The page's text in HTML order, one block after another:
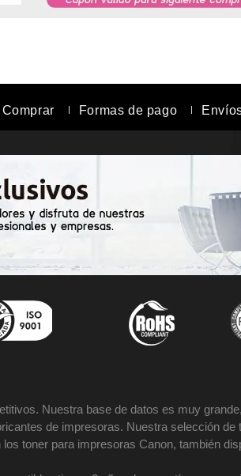
Formas de pago
Nuestra base de datos es muy
de impresoras. Nuestra selección
toner para impresoras Canon, también